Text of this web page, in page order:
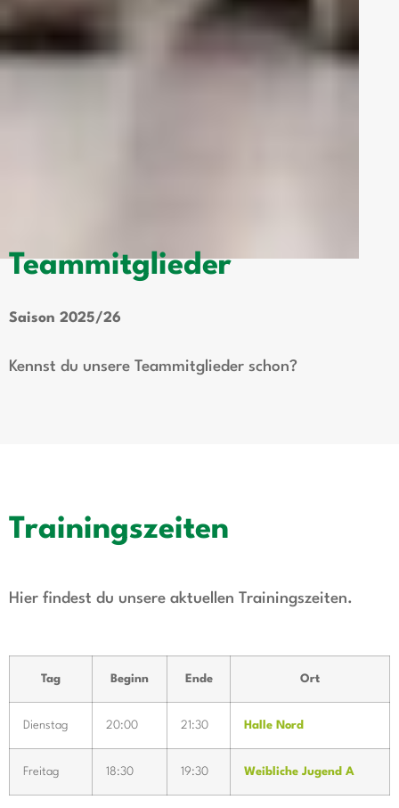
Teammitglieder
Saison 2025/26
Kennst du unsere Teammitglieder schon?
Trainingszeiten
Hier findest du unsere aktuellen Trainingszeiten.
Tag Beginn Ende Ort
Dienstag 20:00 21:30 Halle Nord
Freitag 18:30 19:30 Weibliche Jugend A